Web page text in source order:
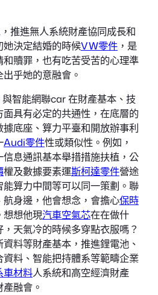
推進無人系統財產協同成長和
決定結婚的時候VW零件 ，是
贖罪，也有吃苦受苦的心理準
乎她的意融會。
智能網聯car 在財產基本、技
具有必定的共通性，在底層的
底座、算力平臺和開放辦事利
Audi零件性或類似性。例如，
息通訊基本舉措措施扶植，公
權及數據要素運斯柯達零件營途
算力中間等可以同一策劃。聯
身邊，他會想念，會擔心保時
想想他現汽車空氣芯在在做什
天氣冷的時候多穿點衣服嗎？
料等財產基本，推進鋰電池、
料、智能把持體系等範疇企業
車材料人系統和高空經濟財產
融會。